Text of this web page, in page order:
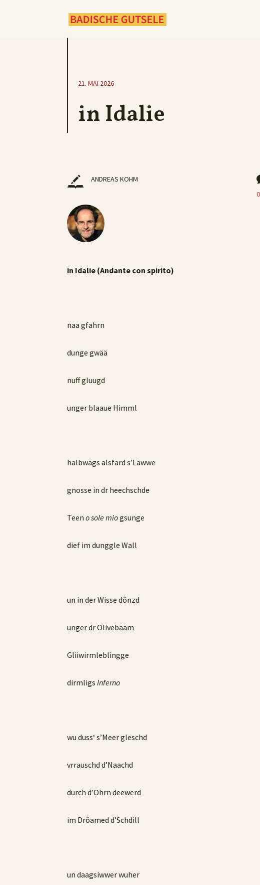
21. MAI 2026
in Idalie
ANDREAS KOHM
in Idalie (Andante con spirito)
naa gfahrn
dunge gwää
nuff gluugd
unger blaaue Himml
halbwägs alsfard s’Läwwe
gnosse in dr heechschde
Teeno sole miogsunge
dief im dunggle Wall
un in der Wisse dônzd
unger dr Olivebääm
Gliiwirmleblingge
dirmligsInferno
wu duss‘ s’Meer gleschd
vrrauschd d’Naachd
durch d’Ohrn deewerd
im Drôamed d’Schdill
un daagsiwwer wuher